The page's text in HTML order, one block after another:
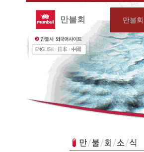
만불회 만불